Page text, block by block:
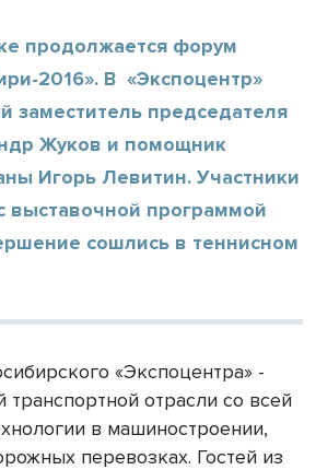
продолжается форум
2016». В «Экспоцентр»
заместитель председателя
Жуков и помощник
Игорь Левитин. Участники
выставочной программой
сошлись в теннисном
«Экспоцентра» -
транспортной отрасли со всей
в машиностроении,
перевозках. Гостей из